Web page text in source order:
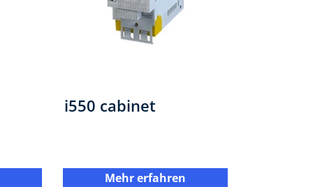
i550 cabinet
Mehr erfahren